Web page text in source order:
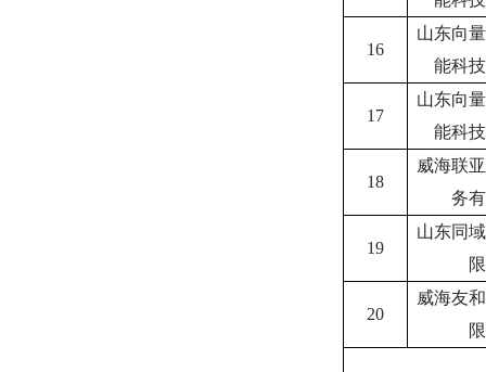
16
山东向
能科
17
山东向
能科
18
威海联
务
19
山东同
20
威海友